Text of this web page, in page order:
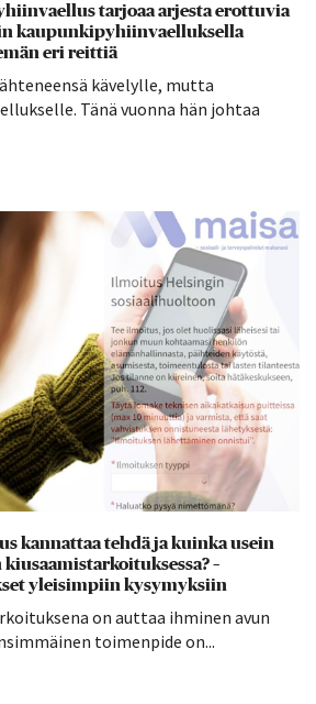
tarjoaa arjesta erottuvia
kaupunkipyhiinvaelluksella
eri reittiä
kävelylle, mutta
Tänä vuonna hän johtaa
kannattaa tehdä ja kuinka usein
–
yleisimpiin kysymyksiin
on auttaa ihminen avun
toimenpide on...